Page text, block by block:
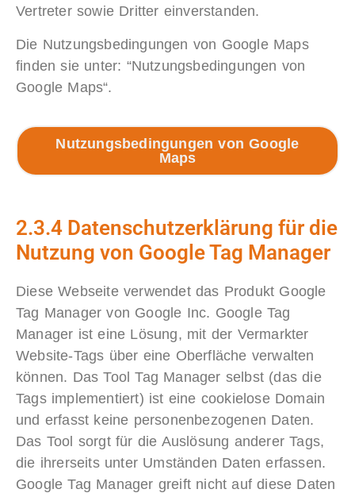
Vertreter sowie Dritter einverstanden.
Die Nutzungsbedingungen von Google Maps
finden sie unter: “Nutzungsbedingungen von
Google Maps“.
Nutzungsbedingungen von Google
Maps
2.3.4 Datenschutzerklärung für die
Nutzung von Google Tag Manager
Diese Webseite verwendet das Produkt Google
Tag Manager von Google Inc. Google Tag
Manager ist eine Lösung, mit der Vermarkter
Website-Tags über eine Oberfläche verwalten
können. Das Tool Tag Manager selbst (das die
Tags implementiert) ist eine cookielose Domain
und erfasst keine personenbezogenen Daten.
Das Tool sorgt für die Auslösung anderer Tags,
die ihrerseits unter Umständen Daten erfassen.
Google Tag Manager greift nicht auf diese Daten